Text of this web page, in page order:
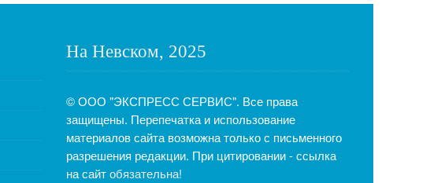
На Невском, 2025
© ООО "ЭКСПРЕСС СЕРВИС". Все права
защищены. Перепечатка и использование
материалов сайта возможна только с письменного
разрешения редакции. При цитировании - ссылка
на сайтобязательна!